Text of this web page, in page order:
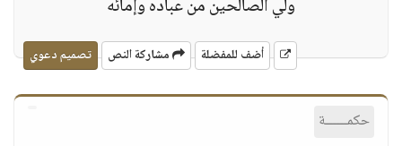
ولي الصالحين من عباده وإمائه
أضف للمفضلة مشاركة النص تصميم دعوي
حكمــــــة